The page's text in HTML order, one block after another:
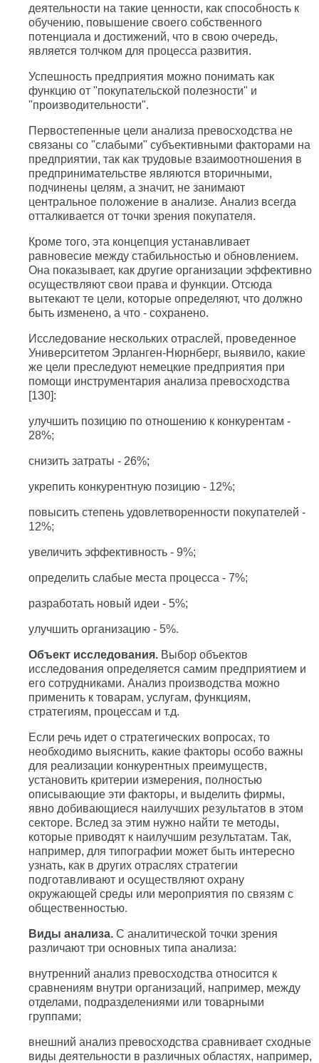
деятельности на такие ценности, как способность к
обучению, повышение своего собственного
потенциала и достижений, что в свою очередь,
является толчком для процесса развития.
Успешность предприятия можно понимать как
функцию от "покупательской полезности" и
"производительности".
Первостепенные цели анализа превосходства не
связаны со "слабыми" субъективными факторами на
предприятии, так как трудовые взаимоотношения в
предпринимательстве являются вторичными,
подчинены целям, а значит, не занимают
центральное положение в анализе. Анализ всегда
отталкивается от точки зрения покупателя.
Кроме того, эта концепция устанавливает
равновесие между стабильностью и обновлением.
Она показывает, как другие организации эффективно
осуществляют свои права и функции. Отсюда
вытекают те цели, которые определяют, что должно
быть изменено, а что - сохранено.
Исследование нескольких отраслей, проведенное
Университетом Эрланген-Нюрнберг, выявило, какие
же цели преследуют немецкие предприятия при
помощи инструментария анализа превосходства
[130]:
улучшить позицию по отношению к конкурентам -
28%;
снизить затраты - 26%;
укрепить конкурентную позицию - 12%;
повысить степень удовлетворенности покупателей -
12%;
увеличить эффективность - 9%;
определить слабые места процесса - 7%;
разработать новый идеи - 5%;
улучшить организацию - 5%.
Объект исследования. Выбор объектов
исследования определяется самим предприятием и
его сотрудниками. Анализ производства можно
применить к товарам, услугам, функциям,
стратегиям, процессам и т.д.
Если речь идет о стратегических вопросах, то
необходимо выяснить, какие факторы особо важны
для реализации конкурентных преимуществ,
установить критерии измерения, полностью
описывающие эти факторы, и выделить фирмы,
явно добивающиеся наилучших результатов в этом
секторе. Вслед за этим нужно найти те методы,
которые приводят к наилучшим результатам. Так,
например, для типографии может быть интересно
узнать, как в других отраслях стратегии
подготавливают и осуществляют охрану
окружающей среды или мероприятия по связям с
общественностью.
Виды анализа. С аналитической точки зрения
различают три основных типа анализа:
внутренний анализ превосходства относится к
сравнениям внутри организаций, например, между
отделами, подразделениями или товарными
группами;
внешний анализ превосходства сравнивает сходные
виды деятельности в различных областях, например,